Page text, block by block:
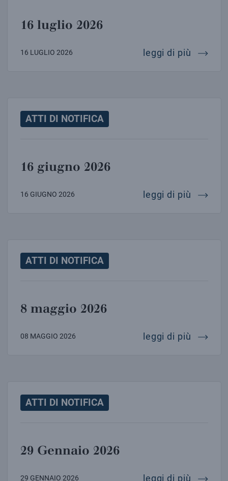
16 luglio 2026
16 LUGLIO 2026 leggi di più 16
ATTI DI NOTIFICA
16 giugno 2026
16 GIUGNO 2026 leggi di più 16
ATTI DI NOTIFICA
8 maggio 2026
08 MAGGIO 2026 leggi di più 8
ATTI DI NOTIFICA
29 Gennaio 2026
29 GENNAIO 2026 leggi di più 29